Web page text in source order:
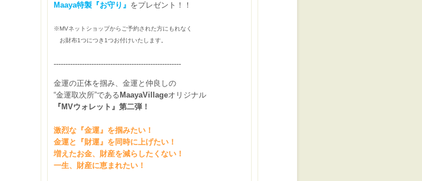
Maaya特製『お守り』 をプレゼント！！
※MVネットショップからご予約された方にもれなく
お財布1つにつき1つお付けいたします。
------------------------------------------------------
金運の正体を掴み、金運と仲良しの
“金運取次所”である MaayaVillageオリジナル
『MVウォレット』第二弾！
激烈な『金運』を掴みたい！
金運と『財運』を同時に上げたい！
増えたお金、財産を減らしたくない！
一生、財産に恵まれたい！